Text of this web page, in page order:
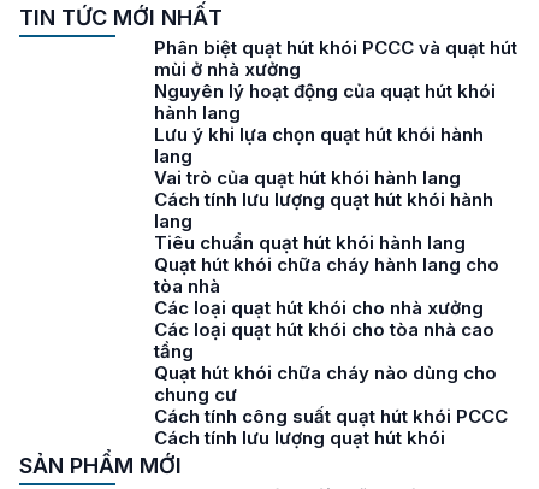
TIN TỨC MỚI NHẤT
Phân biệt quạt hút khói PCCC và quạt hút
mùi ở nhà xưởng
Nguyên lý hoạt động của quạt hút khói
hành lang
Lưu ý khi lựa chọn quạt hút khói hành
lang
Vai trò của quạt hút khói hành lang
Cách tính lưu lượng quạt hút khói hành
lang
Tiêu chuẩn quạt hút khói hành lang
Quạt hút khói chữa cháy hành lang cho
tòa nhà
Các loại quạt hút khói cho nhà xưởng
Các loại quạt hút khói cho tòa nhà cao
tầng
Quạt hút khói chữa cháy nào dùng cho
chung cư
Cách tính công suất quạt hút khói PCCC
Cách tính lưu lượng quạt hút khói
SẢN PHẨM MỚI